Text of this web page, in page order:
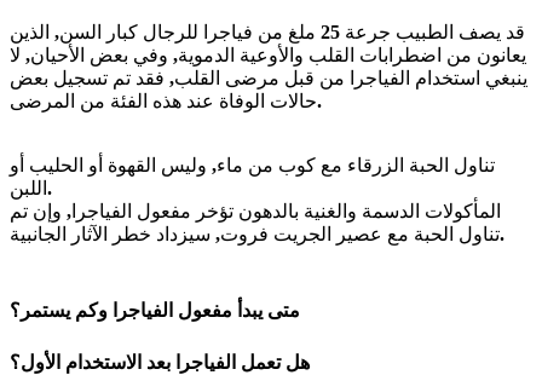
قد يصف الطبيب جرعة 25 ملغ من فياجرا للرجال كبار السن, الذين
يعانون من اضطرابات القلب والأوعية الدموية, وفي بعض الأحيان, لا
ينبغي استخدام الفياجرا من قبل مرضى القلب, فقد تم تسجيل بعض
حالات الوفاة عند هذه الفئة من المرضى.
تناول الحبة الزرقاء مع كوب من ماء, وليس القهوة أو الحليب أو
اللبن .
المأكولات الدسمة والغنية بالدهون تؤخر مفعول الفياجرا , وإن تم
تناول الحبة مع عصير الجريت فروت, سيزداد خطر الآثار الجانبية .
متى يبدأ مفعول الفياجرا وكم يستمر؟
هل تعمل الفياجرا بعد الاستخدام الأول؟